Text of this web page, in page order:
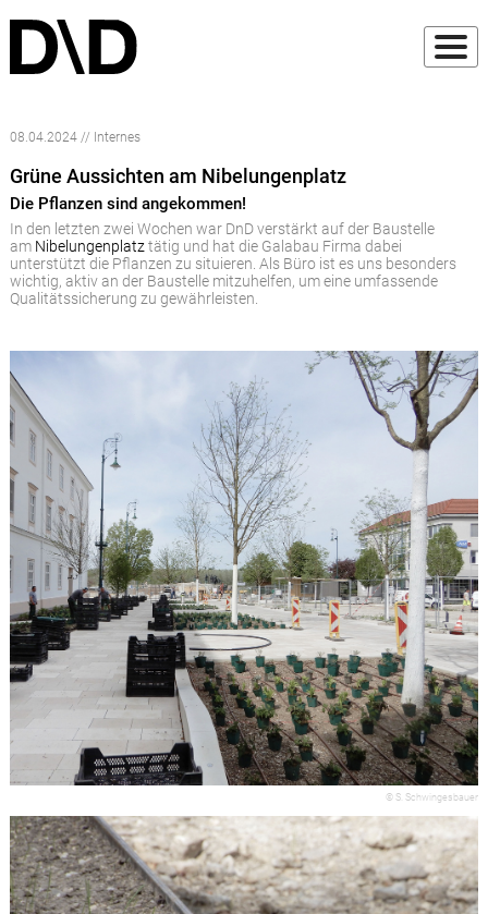
08.04.2024 // Internes
Grüne Aussichten am Nibelungenplatz
Die Pflanzen sind angekommen!
In den letzten zwei Wochen war DnD verstärkt auf der Baustelle
am Nibelungenplatztätig und hat die Galabau Firma dabei
unterstützt die Pflanzen zu situieren. Als Büro ist es uns besonders
wichtig, aktiv an der Baustelle mitzuhelfen, um eine umfassende
Qualitätssicherung zu gewährleisten.
© S. Schwingesbauer